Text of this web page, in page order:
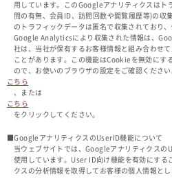
用しています。このGoogleアナリティクスはト
問の有無、会員ID、訪問回数や閲覧履歴等)の収
のトラフィックデータは匿名で収集されており
Google Analyticsにより収集された情報は、
社は、当社が保有するお客様情報と組み合わせ
ことがあります。この機能はCookieを無効にす
ので、お使いのブラウザの設定をご確認くださ
こちら
、または
こちら
をクリックしてください。
■GoogleアナリティクスのUserID機能について
当ウェブサイトでは、Googleアナリティクス
使用しています。User ID向け機能を有効にする
クスの分析情報を取得してお客様の個人情報と